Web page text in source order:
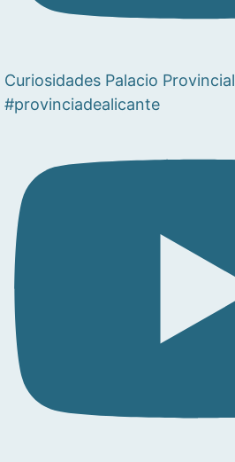
Curiosidades Palacio Provincial
#provinciadealicante